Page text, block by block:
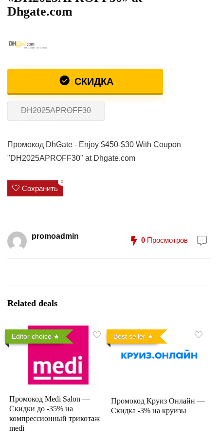
Dhgate.com
СКИДКА
DH2025APROFF30
Промокод DhGate - Enjoy $450-$30 With Coupon
"DH2025APROFF30" at Dhgate.com
Сохранить
0
promoadmin 0 Просмотров
Related deals
Editor choice
Промокод Medi Salon —
Скидки до -35% на
компрессионный трикотаж
medi
Best seller
Промокод Круиз Онлайн —
Скидка -3% на круизы